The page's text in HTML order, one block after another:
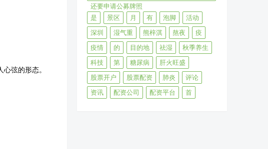
弦的形态。
还要申请公募牌照
是
景区 月 有 泡脚
活动
深圳
湿气重 熊梓淇 熬夜
疫
疫情
的 目的地 祛湿
秋季养生
科技
第 糖尿病
肝火旺盛
股票开户
股票配资 肺炎
评论
资讯
配资公司 配资平台 首